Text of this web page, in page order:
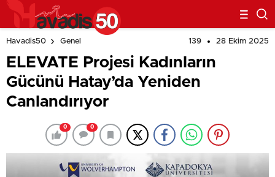
Havadis50 Genel 139 28 Ekim 2025
ELEVATE Projesi Kadınların
Gücünü Hatay’da Yeniden
Canlandırıyor
0 0